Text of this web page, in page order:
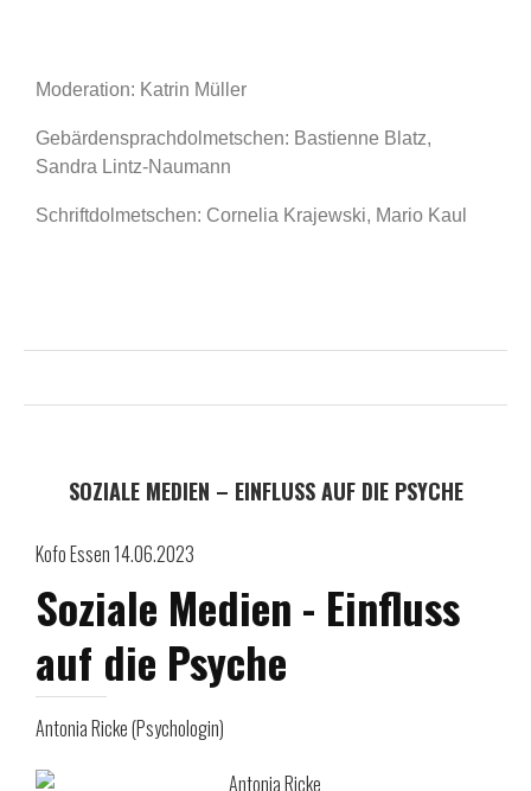
Moderation: Katrin Müller
Gebärdensprachdolmetschen: Bastienne Blatz,
Sandra Lintz-Naumann
Schriftdolmetschen: Cornelia Krajewski, Mario Kaul
SOZIALE MEDIEN – EINFLUSS AUF DIE PSYCHE
Kofo Essen 14.06.2023
Soziale Medien - Einfluss
auf die Psyche
Antonia Ricke (Psychologin)